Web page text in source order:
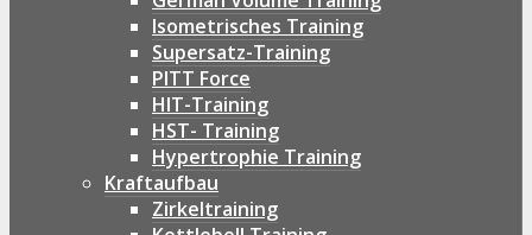
Isometrisches Training
Supersatz-Training
PITT Force
HIT-Training
HST- Training
Hypertrophie Training
Kraftaufbau
Zirkeltraining